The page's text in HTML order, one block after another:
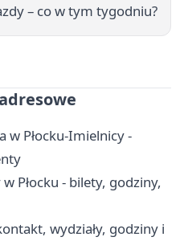
– co w tym tygodniu?
w Płocku-Imielnicy -
Płocku - bilety, godziny,
wydziały, godziny i